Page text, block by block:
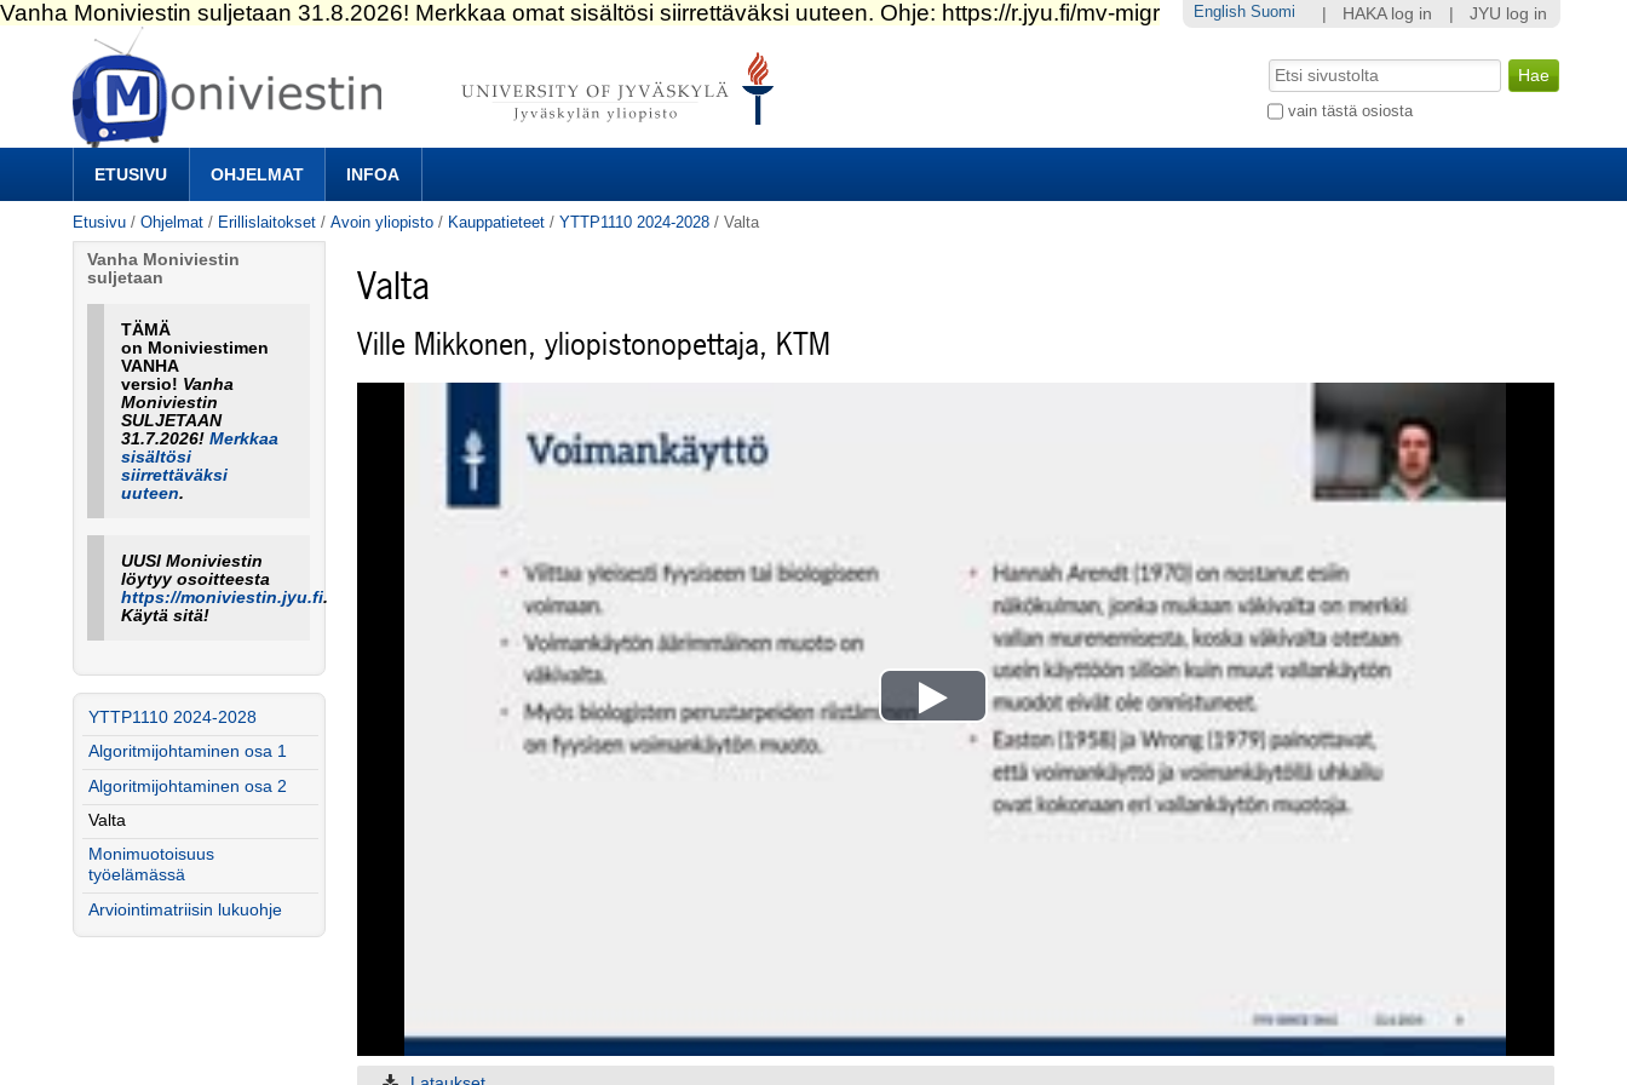
Siirry
sisältöön.
|
Siirry
navigointiin
ETUSIVU OHJELMAT INFOA
Hae
vain tästä osiosta
Laajennettu
Etusivu /Ohjelmat / Erillislaitokset /Avoin yliopisto / Kauppatieteet /YTTP1110 2024-2028 /Valta
Valta
Ville Mikkonen, yliopistonopettaja, KTM
Play
Video
Vanha Moniviestin
suljetaan
TÄMÄ
on Moniviestimen
VANHA
versio! Vanha
Moniviestin
SULJETAAN
31.7.2026! Merkkaa
sisältösi
siirrettäväksi
uuteen.
UUSI Moniviestin
löytyy osoitteesta
https://moniviestin.jyu.fi.
Käytä sitä!
YTTP1110 2024-2028
Algoritmijohtaminen osa 1
Algoritmijohtaminen osa 2
Valta
Monimuotoisuus
työelämässä
Arviointimatriisin lukuohje
HAKA log in JYU log in
English Suomi